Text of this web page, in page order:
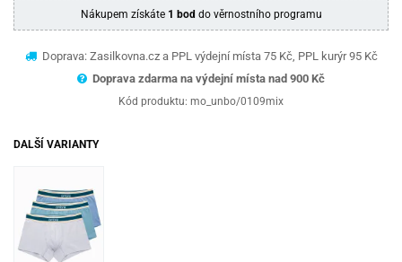
Nákupem získáte 1 bod do věrnostního programu
Doprava: Zasilkovna.cz a PPL výdejní místa 75 Kč, PPL kurýr 95 Kč
Doprava zdarma na výdejní místa nad 900 Kč
Kód produktu: mo_unbo/0109mix
DALŠÍ VARIANTY